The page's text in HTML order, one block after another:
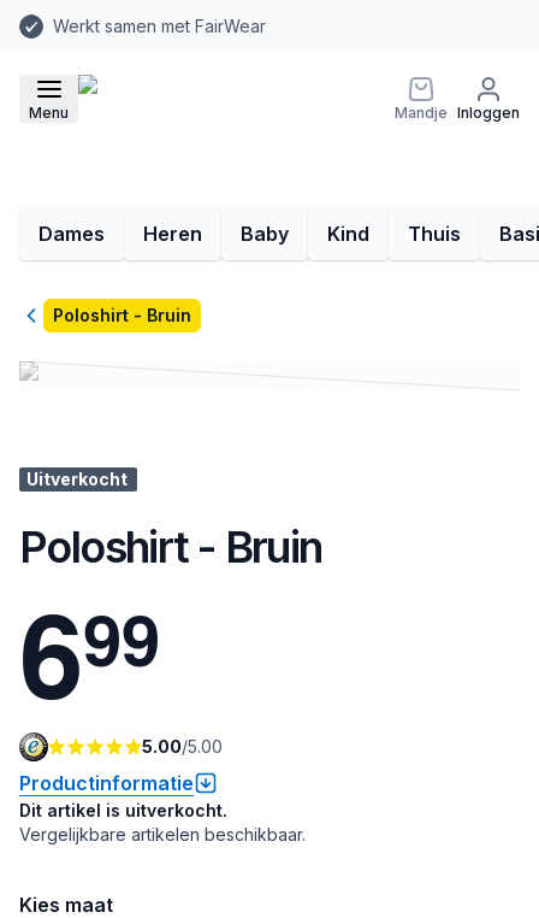
Werkt samen met FairWear
Menu Mandje Inloggen
Dames Heren Baby Kind Thuis
TerugPoloshirt - Bruin
Uitverkocht
Poloshirt - Bruin
699
5.00/5.00
Productinformatie
Dit artikel is uitverkocht.
Vergelijkbare artikelen beschikbaar.
Kies maat